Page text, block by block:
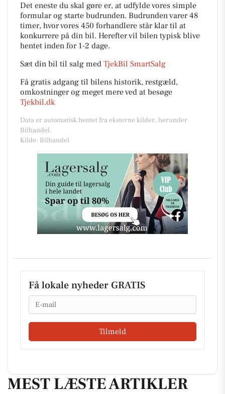
Det eneste du skal gøre er, at udfylde vores simple
formular og starte budrunden. Budrunden varer 48
timer, hvor vores 450 forhandlere står klar til at
konkurrere på din bil. Herefter vil bilen typisk blive
hentet inden for 1-2 dage.
Sæt din bil til salg med TjekBil SmartSalg
Få gratis adgang til bilens historik, restgæld,
omkostninger og meget mere ved at besøge
Tjekbil.dk
Data er automatisk hentet fra eksterne kilder, herunder
Bilhandel.
Kilde: Bilhandel
Få lokale nyheder GRATIS
Email
Tilmeld
MEST LÆSTE ARTIKLER